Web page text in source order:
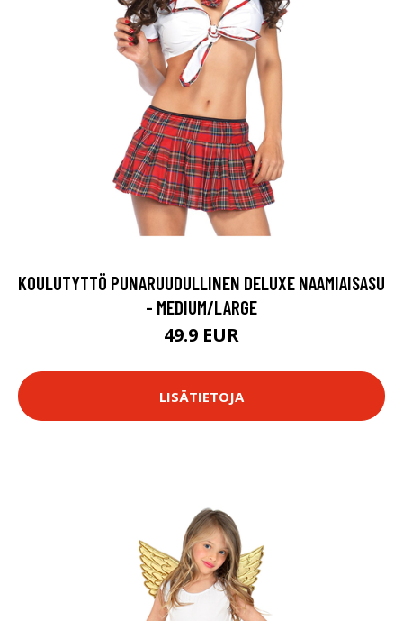
KOULUTYTTÖ PUNARUUDULLINEN DELUXE NAAMIAISASU
- MEDIUM/LARGE
49.9 EUR
LISÄTIETOJA